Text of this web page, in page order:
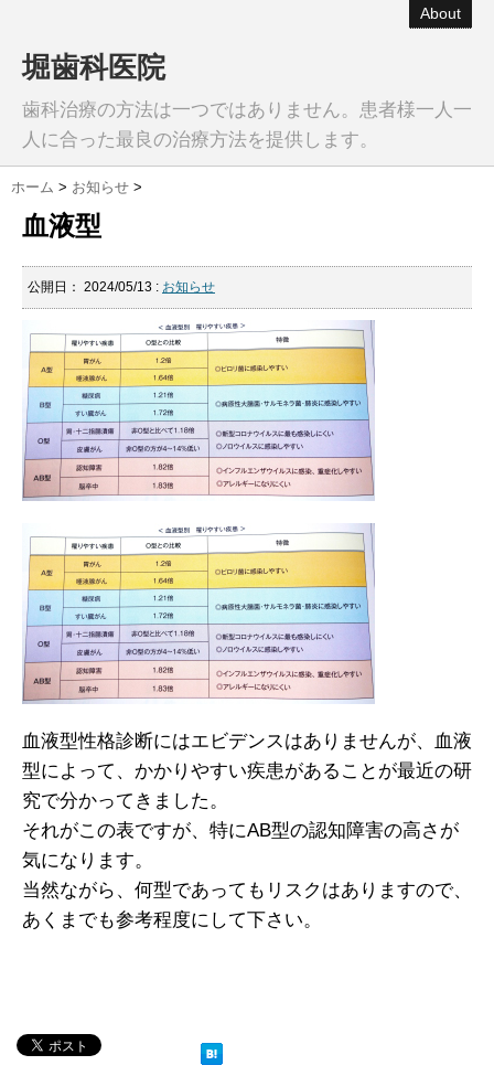
About
堀歯科医院
歯科治療の方法は一つではありません。患者様一人一
人に合った最良の治療方法を提供します。
ホーム > お知らせ >
血液型
公開日： 2024/05/13 : お知らせ
血液型性格診断にはエビデンスはありませんが、血液
型によって、かかりやすい疾患があることが最近の研
究で分かってきました。
それがこの表ですが、特にAB型の認知障害の高さが
気になります。
当然ながら、何型であってもリスクはありますので、
あくまでも参考程度にして下さい。